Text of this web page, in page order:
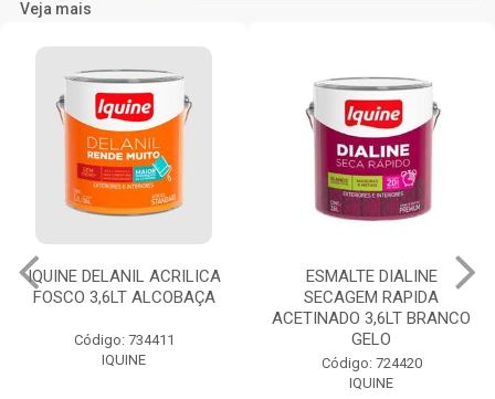
Veja mais
IQUINE DELANIL ACRILICA
FOSCO 3,6LT ALCOBAÇA
Código: 734411
IQUINE
ESMALTE DIALINE
SECAGEM RAPIDA
ACETINADO 3,6LT BRANCO
GELO
Código: 724420
IQUINE